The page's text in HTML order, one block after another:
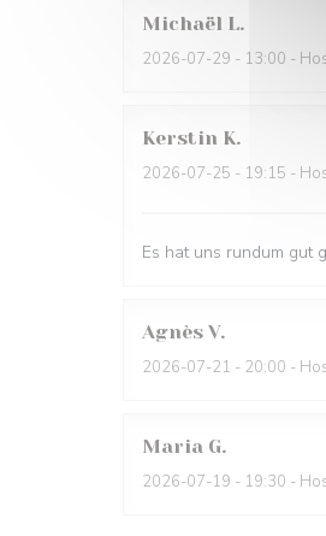
Michaël L
2026-07-29 - 13:00 -
Kerstin K
2026-07-25 - 19:15 -
Es hat uns rundum gut
Agnès V
2026-07-21 - 20:00 -
Maria G
2026-07-19 - 19:30 -